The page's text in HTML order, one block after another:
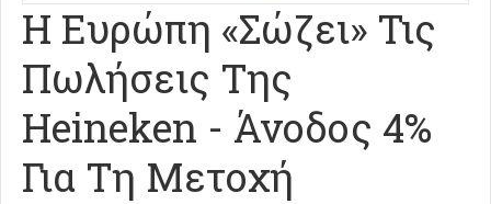
Η Ευρώπη «Σώζει» Τις
Πωλήσεις Της
Heineken - Άνοδος 4%
Για Τη Μετοχή